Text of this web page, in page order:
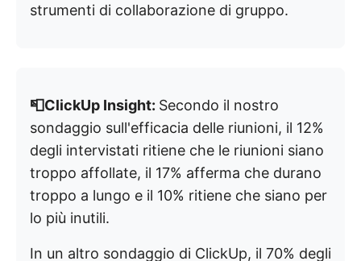
strumenti di collaborazione di gruppo.
📮ClickUp Insight: Secondo il nostro
sondaggio sull'efficacia delle riunioni, il 12%
degli intervistati ritiene che le riunioni siano
troppo affollate, il 17% afferma che durano
troppo a lungo e il 10% ritiene che siano per
lo più inutili.
In un altro sondaggio di ClickUp, il 70% degli